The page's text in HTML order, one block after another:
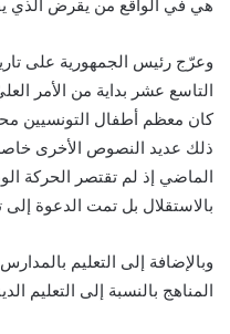
هي في الواقع من يقرض الذي
وعرّج رئيس الجمهورية على
كان معظم أطفال التونسيين
ذلك عديد النصوص الأخرى
الماضي إذ لم تقتصر الحركة
بالاستقلال بل تمت الدعوة إلى
وبالإضافة إلى التعليم
المناهج بالنسبة إلى التعليم